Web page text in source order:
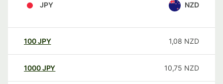
JPY NZD
100JPY 1,08 NZD
1000JPY 10,75 NZD